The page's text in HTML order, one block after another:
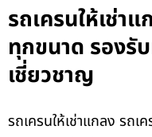
รถเครนให้เช่าแ
ทุกขนาด รองรั
เชี่ยวชาญ
รถเครนให้เช่าแกลง รถเ